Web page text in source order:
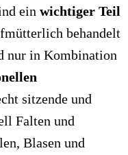
ein wichtiger Teil
behandelt
nur in Kombination
sitzende und
Falten und
Blasen und